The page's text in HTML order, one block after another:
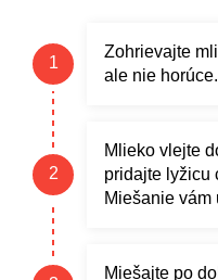
Zohrievajte
ale nie horúce.
Mlieko vlejte
pridajte lyžicu
Miešanie
Miešajte po